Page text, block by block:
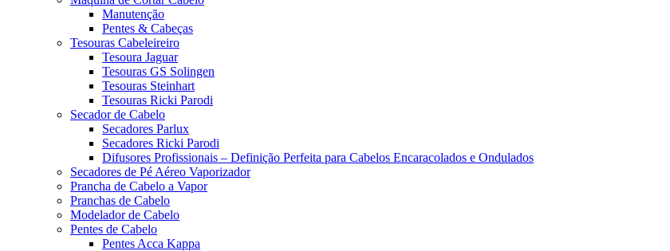
Manutenção
Pentes & Cabeças
Tesouras Cabeleireiro
Tesoura Jaguar
Tesouras GS Solingen
Tesouras Steinhart
Tesouras Ricki Parodi
Secador de Cabelo
Secadores Parlux
Secadores Ricki Parodi
Difusores Profissionais – Definição Perfeita para Cabelos Encaracolados e Ondulados
Secadores de Pé Aéreo Vaporizador
Prancha de Cabelo a Vapor
Pranchas de Cabelo
Modelador de Cabelo
Pentes de Cabelo
Pentes Acca Kappa